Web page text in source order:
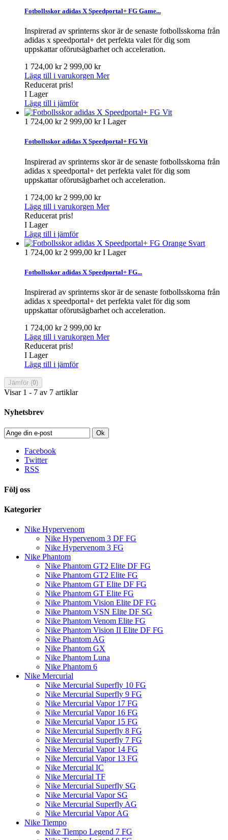
Fotbollsskor adidas X Speedportal+ FG Game...
Inspirerad av sprinterns skor är de senaste fotbollsskorna från
adidas x speedportal+ det perfekta valet för dig som
uppskattar oförutsägbarhet och acceleration.
1 724,00 kr 2 999,00 kr
Lägg till i varukorgen Mer
Reducerat pris!
I Lager
Lägg till i jämför
1 724,00 kr 2 999,00 krI Lager
Fotbollsskor adidas X Speedportal+ FG Vit
Inspirerad av sprinterns skor är de senaste fotbollsskorna från
adidas x speedportal+ det perfekta valet för dig som
uppskattar oförutsägbarhet och acceleration.
1 724,00 kr 2 999,00 kr
Lägg till i varukorgen Mer
Reducerat pris!
I Lager
Lägg till i jämför
1 724,00 kr 2 999,00 krI Lager
Fotbollsskor adidas X Speedportal+ FG...
Inspirerad av sprinterns skor är de senaste fotbollsskorna från
adidas x speedportal+ det perfekta valet för dig som
uppskattar oförutsägbarhet och acceleration.
1 724,00 kr 2 999,00 kr
Lägg till i varukorgen Mer
Reducerat pris!
I Lager
Lägg till i jämför
Jämför (0)
Visar 1 - 7 av 7 artiklar
Nyhetsbrev
Ok
Facebook
Twitter
RSS
Följ oss
Kategorier
Nike Hypervenom
Nike Hypervenom 3 DF FG
Nike Hypervenom 3 FG
Nike Phantom
Nike Phantom GT2 Elite DF FG
Nike Phantom GT2 Elite FG
Nike Phantom GT Elite DF FG
Nike Phantom GT Elite FG
Nike Phantom Vision Elite DF FG
Nike Phantom VSN Elite DF SG
Nike Phantom Venom Elite FG
Nike Phantom Vision II Elite DF FG
Nike Phantom AG
Nike Phantom GX
Nike Phantom Luna
Nike Phantom 6
Nike Mercurial
Nike Mercurial Superfly 10 FG
Nike Mercurial Superfly 9 FG
Nike Mercurial Vapor 17 FG
Nike Mercurial Vapor 16 FG
Nike Mercurial Vapor 15 FG
Nike Mercurial Superfly 8 FG
Nike Mercurial Superfly 7 FG
Nike Mercurial Vapor 14 FG
Nike Mercurial Vapor 13 FG
Nike Mercurial IC
Nike Mercurial TF
Nike Mercurial Superfly SG
Nike Mercurial Vapor SG
Nike Mercurial Superfly AG
Nike Mercurial Vapor AG
Nike Tiempo
Nike Tiempo Legend 7 FG